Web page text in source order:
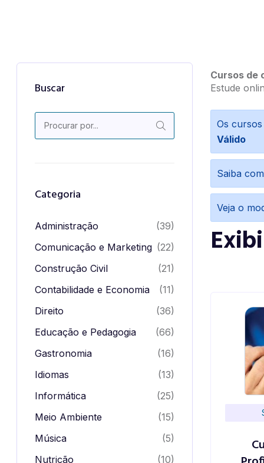
Buscar
Categoria
Administração
(39)
Comunicação e Marketing (22)
Construção Civil
(21)
Contabilidade e Economia
(11)
Direito
(36)
Educação e Pedagogia
(66)
Gastronomia
(16)
Idiomas
(13)
Informática
(25)
Meio Ambiente
(15)
Música
(5)
Nutrição
(10)
Cursos de
Estude
Os
Válido
Saiba
Veja o